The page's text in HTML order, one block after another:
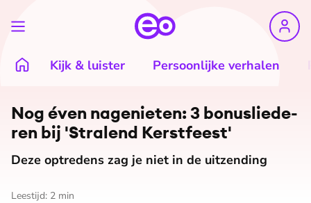
Kijk & luister Persoonlijke verhalen
Nog éven nagenieten: 3 bo­nus­lie­de­
ren bij 'Stralend Kerstfeest'
Deze optredens zag je niet in de uitzending
Leestijd: 2 min